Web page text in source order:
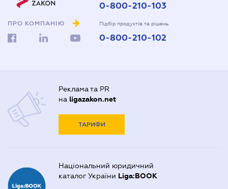
ПРО КОМПАНІЮ
0-800-210-103
Підбір продуктів та рішень
0-800-210-102
Реклама та PR
на ligazakon.net
ТАРИФИ
Національний юридичний
каталог України Liga:BOOK